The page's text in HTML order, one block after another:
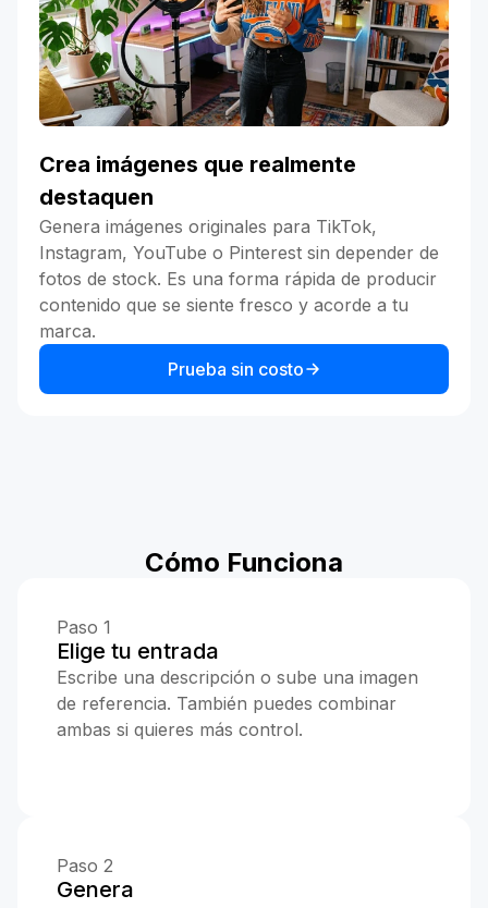
Crea imágenes que realmente
destaquen
Genera imágenes originales para TikTok,
Instagram, YouTube o Pinterest sin depender de
fotos de stock. Es una forma rápida de producir
contenido que se siente fresco y acorde a tu
marca.
Prueba sin costo
Cómo Funciona
Paso 1
Elige tu entrada
Escribe una descripción o sube una imagen
de referencia. También puedes combinar
ambas si quieres más control.
Paso 2
Genera